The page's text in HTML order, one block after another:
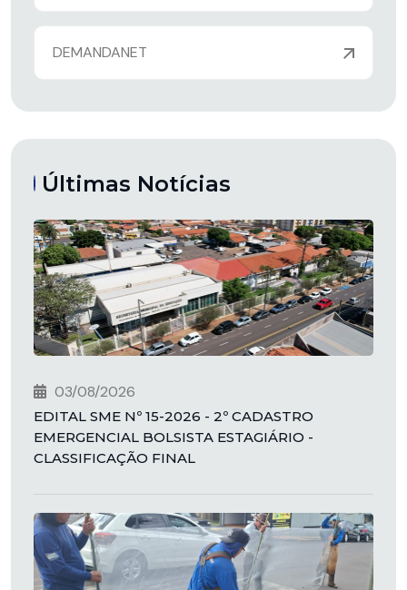
DEMANDANET
Últimas Notícias
03/08/2026
EDITAL SME Nº 15-2026 - 2º CADASTRO
EMERGENCIAL BOLSISTA ESTAGIÁRIO -
CLASSIFICAÇÃO FINAL